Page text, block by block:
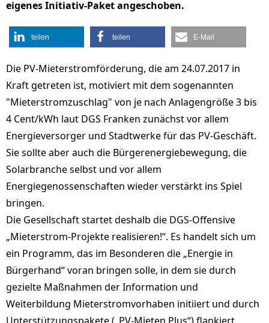
eigenes Initiativ-Paket angeschoben.
teilen teilen E-Mail
Die PV-Mieterstromförderung, die am 24.07.2017 in
Kraft getreten ist, motiviert mit dem sogenannten
"Mieterstromzuschlag" von je nach Anlagengröße 3 bis
4 Cent/kWh laut DGS Franken zunächst vor allem
Energieversorger und Stadtwerke für das PV-Geschäft.
Sie sollte aber auch die Bürgerenergiebewegung, die
Solarbranche selbst und vor allem
Energiegenossenschaften wieder verstärkt ins Spiel
bringen.
Die Gesellschaft startet deshalb die DGS-Offensive
„Mieterstrom-Projekte realisieren!“. Es handelt sich um
ein Programm, das im Besonderen die „Energie in
Bürgerhand“ voran bringen solle, in dem sie durch
gezielte Maßnahmen der Information und
Weiterbildung Mieterstromvorhaben initiiert und durch